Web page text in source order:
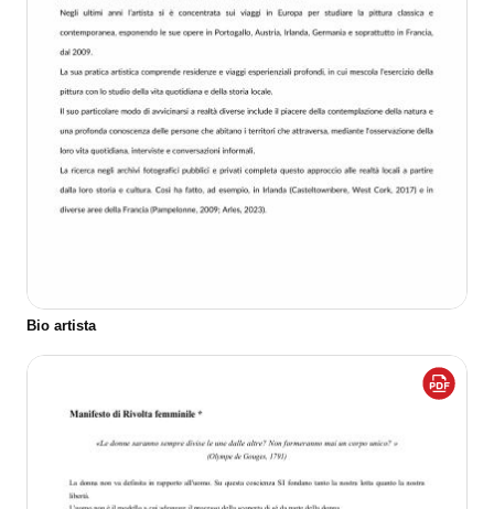
Bio artista